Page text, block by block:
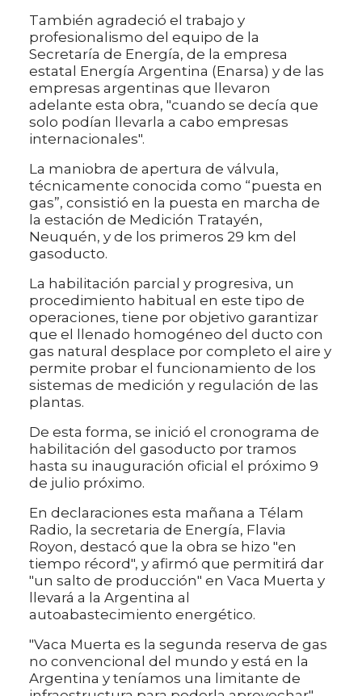
También agradeció el trabajo y
profesionalismo del equipo de la
Secretaría de Energía, de la empresa
estatal Energía Argentina (Enarsa) y de las
empresas argentinas que llevaron
adelante esta obra, "cuando se decía que
solo podían llevarla a cabo empresas
internacionales".
La maniobra de apertura de válvula,
técnicamente conocida como “puesta en
gas”, consistió en la puesta en marcha de
la estación de Medición Tratayén,
Neuquén, y de los primeros 29 km del
gasoducto.
La habilitación parcial y progresiva, un
procedimiento habitual en este tipo de
operaciones, tiene por objetivo garantizar
que el llenado homogéneo del ducto con
gas natural desplace por completo el aire y
permite probar el funcionamiento de los
sistemas de medición y regulación de las
plantas.
De esta forma, se inició el cronograma de
habilitación del gasoducto por tramos
hasta su inauguración oficial el próximo 9
de julio próximo.
En declaraciones esta mañana a Télam
Radio, la secretaria de Energía, Flavia
Royon, destacó que la obra se hizo "en
tiempo récord", y afirmó que permitirá dar
"un salto de producción" en Vaca Muerta y
llevará a la Argentina al
autoabastecimiento energético.
"Vaca Muerta es la segunda reserva de gas
no convencional del mundo y está en la
Argentina y teníamos una limitante de